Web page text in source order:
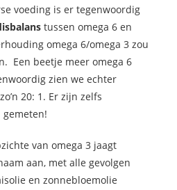
voeding is er tegenwoordig
tussen omega 6 en
omega 6/omega 3 zou
Een beetje meer omega 6
zien we echter
20: 1. Er zijn zelfs
van omega 3 jaagt
aan, met alle gevolgen
en zonnebloemolie